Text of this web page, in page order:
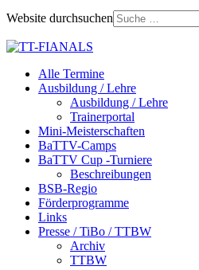
Website durchsuchen
Alle Termine
Ausbildung / Lehre
Ausbildung / Lehre
Trainerportal
Mini-Meisterschaften
BaTTV-Camps
BaTTV Cup -Turniere
Beschreibungen
BSB-Regio
Förderprogramme
Links
Presse / TiBo / TTBW
Archiv
TTBW